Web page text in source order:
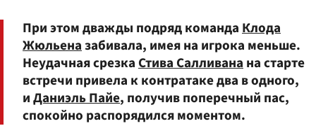
При этом дважды подряд команда Клода
Жюльеназабивала, имея на игрока меньше.
Неудачная срезка Стива Салливана на старте
встречи привела к контратаке два в одного,
иДаниэль Пайе, получив поперечный пас,
спокойно распорядился моментом.